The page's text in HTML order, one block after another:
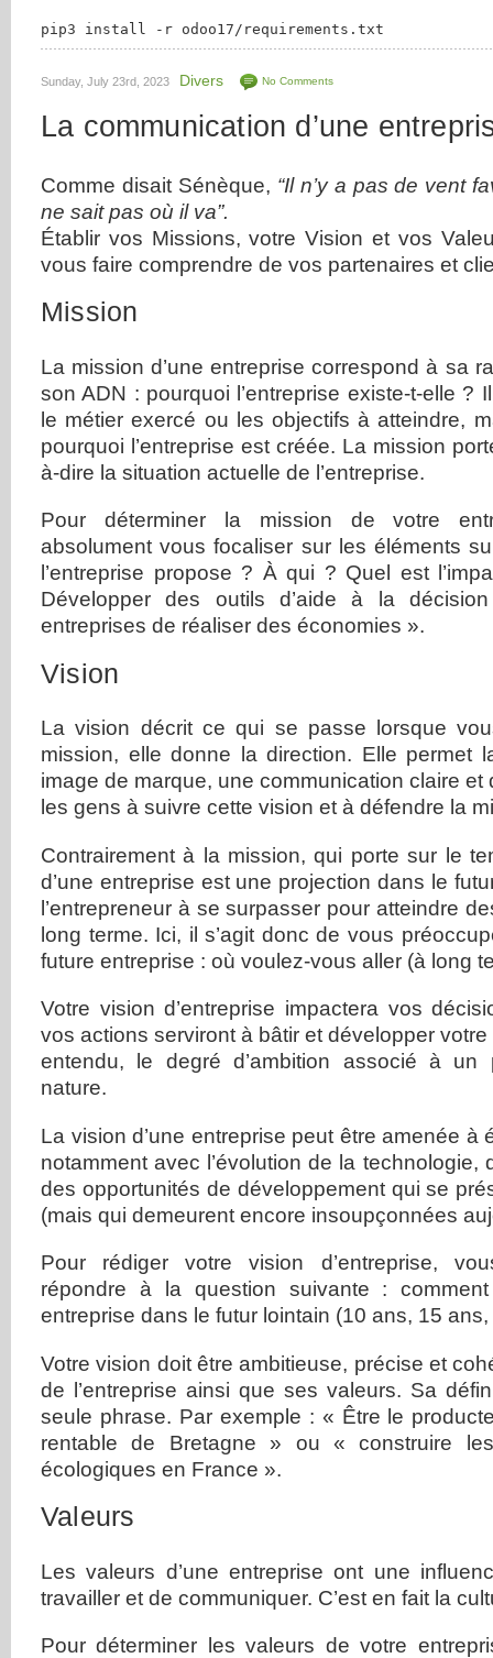
pip3 install -r odoo17/requirements.txt
Sunday, July 23rd, 2023 Divers No Comments
La communication d’une
Comme disait Sénèque, “Il n’y a pas de vent
ne sait pas où il va”.
Établir vos Missions, votre Vision et vos
vous faire comprendre de vos partenaires et
Mission
La mission d’une entreprise correspond à sa
son ADN : pourquoi l’entreprise existe-t-elle ?
le métier exercé ou les objectifs à atteindre,
pourquoi l’entreprise est créée. La mission
à-dire la situation actuelle de l’entreprise.
Pour déterminer la mission de votre
absolument vous focaliser sur les éléments
l’entreprise propose ? À qui ? Quel est
Développer des outils d’aide à la
entreprises de réaliser des économies ».
Vision
La vision décrit ce qui se passe lorsque
mission, elle donne la direction. Elle permet
image de marque, une communication claire et
les gens à suivre cette vision et à défendre la
Contrairement à la mission, qui porte sur le
d’une entreprise est une projection dans le
l’entrepreneur à se surpasser pour atteindre
long terme. Ici, il s’agit donc de vous
future entreprise : où voulez-vous aller (à long
Votre vision d’entreprise impactera vos
vos actions serviront à bâtir et développer
entendu, le degré d’ambition associé à
nature.
La vision d’une entreprise peut être amenée à
notamment avec l’évolution de la technologie,
des opportunités de développement qui se
(mais qui demeurent encore insoupçonnées
Pour rédiger votre vision d’entreprise,
répondre à la question suivante :
entreprise dans le futur lointain (10 ans, 15
Votre vision doit être ambitieuse, précise et
de l’entreprise ainsi que ses valeurs. Sa
seule phrase. Par exemple : « Être le
rentable de Bretagne » ou « construire
écologiques en France ».
Valeurs
Les valeurs d’une entreprise ont une
travailler et de communiquer. C’est en fait la
Pour déterminer les valeurs de votre